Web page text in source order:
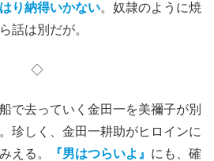
り納得いかない。奴隷のように焼
話は別だが。
◇
で去っていく金田一を美禰子が別
珍しく、金田一耕助がヒロインに
える。
『男はつらいよ』 にも、確